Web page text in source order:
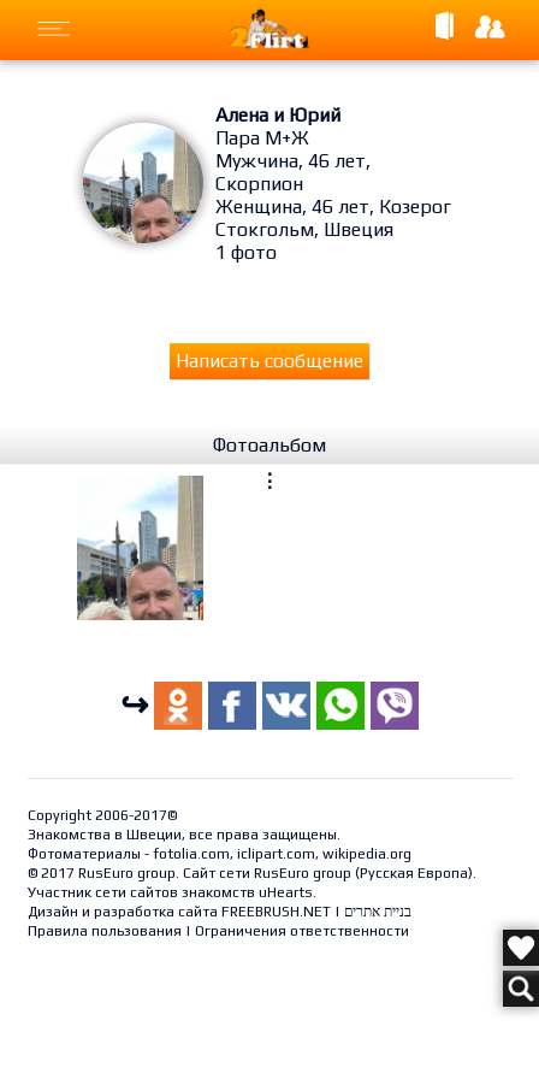
Алена и Юрий
Пара М+Ж
Мужчина, 46 лет,
Скорпион
Женщина, 46 лет, Козерог
Стокгольм, Швеция
1 фото
Написать сообщение
Фотоальбом
⋮
↪
Copyright 2006-2017©
Знакомства в Швеции, все права защищены.
Фотоматериалы - fotolia.com, iclipart.com, wikipedia.org
© 2017 RusEuro group. Сайт сети RusEuro group (Русская Европа).
Участник сети сайтов знакомств uHearts.
Дизайн и разработка сайта FREEBRUSH.NET| בניית אתרים
Правила пользования | Ограничения ответственности